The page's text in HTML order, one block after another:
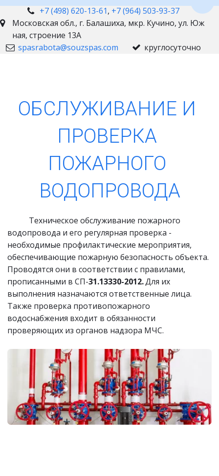
+7 (498) 620-13-61, +7 (964) 503-93-37
Московская обл., г. Балашиха, мкр. Кучино, ул. Юж
ная, строение 13А
spasrabota@souzspas.com
круглосуточно
ОБСЛУЖИВАНИЕ И
ПРОВЕРКА
ПОЖАРНОГО
ВОДОПРОВОДА
водопровода и его регулярная проверка -
необходимые профилактические мероприятия,
обеспечивающие пожарную безопасность объекта.
Проводятся они в соответствии с правилами,
прописанными в СП-31.13330-2012. Для их
выполнения назначаются ответственные лица.
Также проверка противопожарного
водоснабжения входит в обязанности
проверяющих из органов надзора МЧС.